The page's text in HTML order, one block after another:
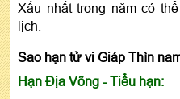
Xấu nhất trong năm có
lịch.
Sao hạn tử vi Giáp Thìn
Hạn Địa Võng - Tiểu hạn: